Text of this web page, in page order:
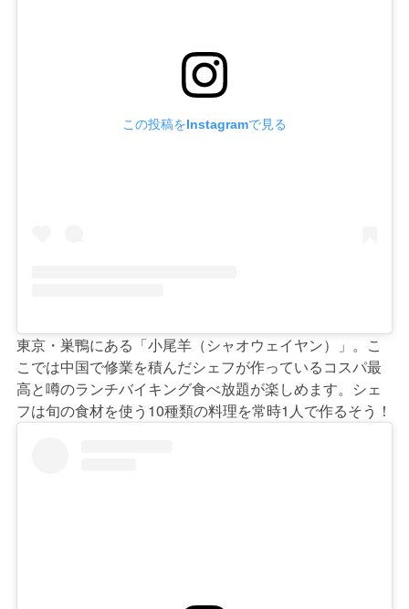
この投稿をInstagramで見る
東京・巣鴨にある「小尾羊（シャオウェイヤン）」。こ
こでは中国で修業を積んだシェフが作っているコスパ最
高と噂のランチバイキング食べ放題が楽しめます。シェ
フは旬の食材を使う10種類の料理を常時1人で作るそう！